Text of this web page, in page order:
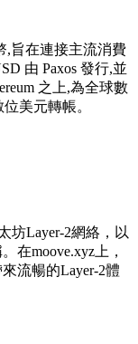
,旨在連接主流消費
由 Paxos 發行,並
之上,為全球數
美元轉帳。
坊Layer-2網絡，以
在moove.xyz上，
流暢的Layer-2體